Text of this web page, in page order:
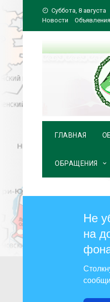
к
содержимому
Суббота, 8 августа
Новости
Объявления
ГЛАВНАЯ
ОБРАЩЕНИЯ
Не
на